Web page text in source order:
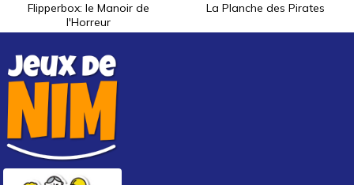
Flipperbox: le Manoir de
l'Horreur
La Planche des Pirates